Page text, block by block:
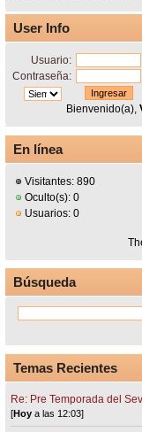
User Info
Usuario:
Contraseña:
Bienvenido(a),
En línea
Visitantes: 890
Oculto(s): 0
Usuarios: 0
Búsqueda
Temas Recientes
Re: Pre Temporada del
[Hoy a las 12:03]